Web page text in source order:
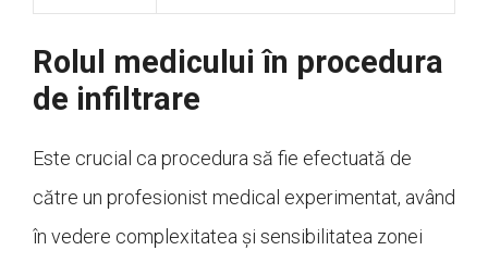
Rolul medicului în procedura
de infiltrare
Este crucial ca procedura să fie efectuată de
către un profesionist medical experimentat, având
în vedere complexitatea și sensibilitatea zonei